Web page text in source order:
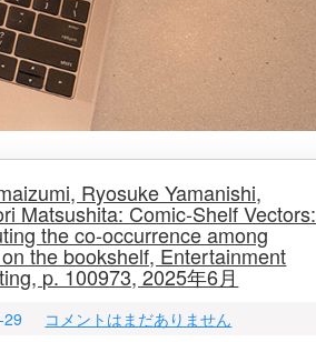
Ryosuke Yamanishi,
Matsushita: Comic-Shelf Vectors:
the co-occurrence among
the bookshelf, Entertainment
p. 100973, 2025年6月
コメントはまだありません